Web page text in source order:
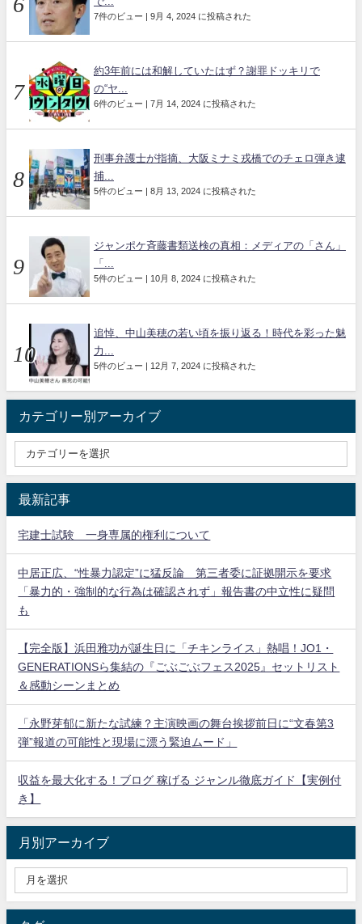
7件のビュー 9月 4, 2024 に投稿された
約3年前には和解していたはず？謝罪ドッキリで
の“ヤ...
6件のビュー 7月 14, 2024 に投稿された
刑事弁護士が指摘、大阪ミナミ戎橋でのチェロ弾き逮
捕...
5件のビュー 8月 13, 2024 に投稿された
ジャンポケ斉藤書類送検の真相：メディアの「さん」
「...
5件のビュー 10月 8, 2024 に投稿された
追悼、中山美穂の若い頃を振り返る！時代を彩った魅
力...
5件のビュー 12月 7, 2024 に投稿された
カテゴリー別アーカイブ
最新記事
宅建士試験 一身専属的権利について
中居正広、“性暴力認定”に猛反論 第三者委に証拠開示を要求
「暴力的・強制的な行為は確認されず」報告書の中立性に疑問
も
【完全版】浜田雅功が誕生日に「チキンライス」熱唱！JO1・
GENERATIONSら集結の『ごぶごぶフェス2025』セットリスト
＆感動シーンまとめ
「永野芽郁に新たな試練？主演映画の舞台挨拶前日に“文春第3
弾”報道の可能性と現場に漂う緊迫ムード」
収益を最大化する！ブログ 稼げる ジャンル徹底ガイド【実例付
き】
月別アーカイブ